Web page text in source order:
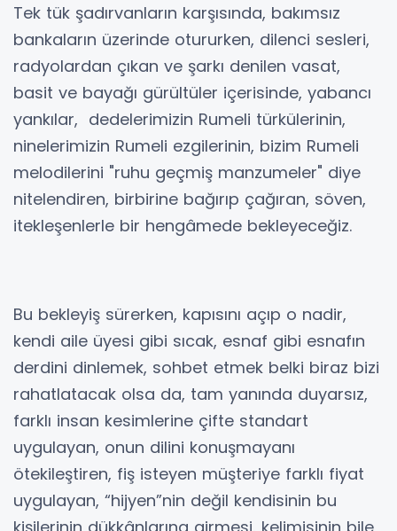
Tek tük şadırvanların karşısında, bakımsız
bankaların üzerinde otururken, dilenci sesleri,
radyolardan çıkan ve şarkı denilen vasat,
basit ve bayağı gürültüler içerisinde, yabancı
yankılar, dedelerimizin Rumeli türkülerinin,
ninelerimizin Rumeli ezgilerinin, bizim Rumeli
melodilerini "ruhu geçmiş manzumeler" diye
nitelendiren, birbirine bağırıp çağıran, söven,
itekleşenlerle bir hengâmede bekleyeceğiz.
Bu bekleyiş sürerken, kapısını açıp o nadir,
kendi aile üyesi gibi sıcak, esnaf gibi esnafın
derdini dinlemek, sohbet etmek belki biraz bizi
rahatlatacak olsa da, tam yanında duyarsız,
farklı insan kesimlerine çifte standart
uygulayan, onun dilini konuşmayanı
ötekileştiren, fiş isteyen müşteriye farklı fiyat
uygulayan, “hijyen”nin değil kendisinin bu